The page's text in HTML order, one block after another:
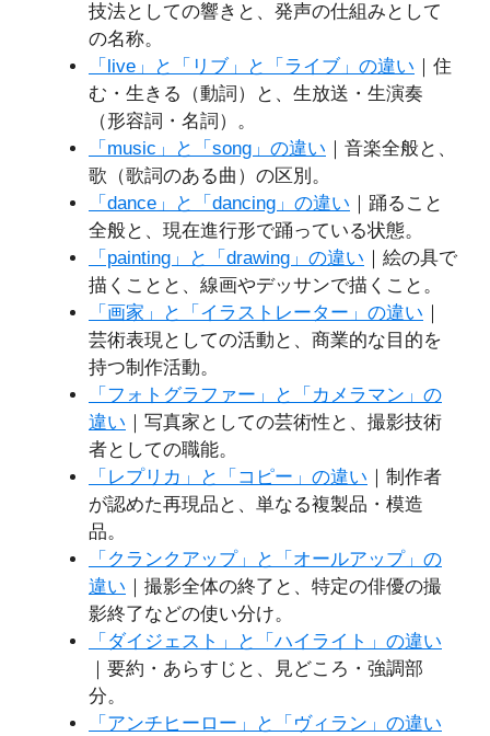
技法としての響きと、発声の仕組みとして
の名称。
「live」と「リブ」と「ライブ」の違い ｜住
む・生きる（動詞）と、生放送・生演奏
（形容詞・名詞）。
「music」と「song」の違い ｜音楽全般と、
歌（歌詞のある曲）の区別。
「dance」と「dancing」の違い ｜踊ること
全般と、現在進行形で踊っている状態。
「painting」と「drawing」の違い ｜絵の具で
描くことと、線画やデッサンで描くこと。
「画家」と「イラストレーター」の違い ｜
芸術表現としての活動と、商業的な目的を
持つ制作活動。
「フォトグラファー」と「カメラマン」の
違い ｜写真家としての芸術性と、撮影技術
者としての職能。
「レプリカ」と「コピー」の違い ｜制作者
が認めた再現品と、単なる複製品・模造
品。
「クランクアップ」と「オールアップ」の
違い ｜撮影全体の終了と、特定の俳優の撮
影終了などの使い分け。
「ダイジェスト」と「ハイライト」の違い
｜要約・あらすじと、見どころ・強調部
分。
「アンチヒーロー」と「ヴィラン」の違い